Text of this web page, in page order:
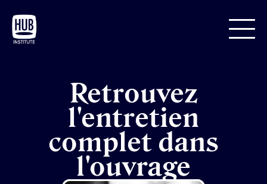
Retrouvez
l'entretien
complet dans
l'ouvrage